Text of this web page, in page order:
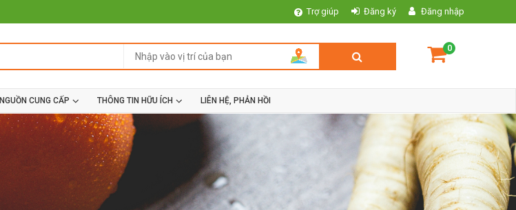
Trợ giúp Đăng ký Đăng nhập
0
NGUỒN CUNG CẤP THÔNG TIN HỮU ÍCH LIÊN HỆ, PHẢN HỒI